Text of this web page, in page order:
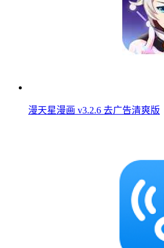
漫天星漫画 v3.2.6 去广告清爽版